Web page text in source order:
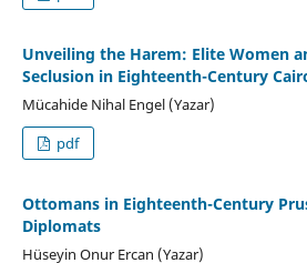
Unveiling the Harem: Elite Women
Seclusion in Eighteenth-Century
Mücahide Nihal Engel (Yazar)
pdf
Ottomans in Eighteenth-Century
Diplomats
Hüseyin Onur Ercan (Yazar)